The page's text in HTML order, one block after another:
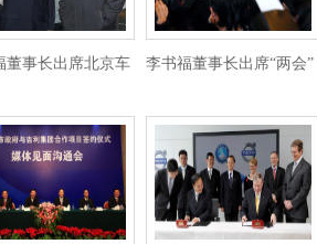
董事长出席北京车
李书福董事长出席“两会”